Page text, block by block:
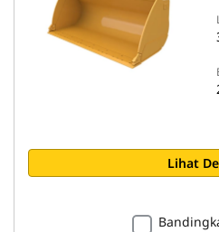
Lihat